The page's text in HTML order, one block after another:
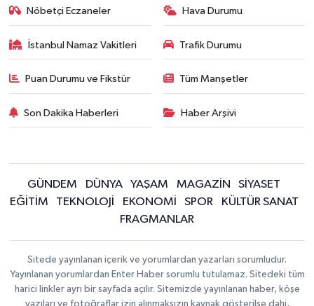
Nöbetçi Eczaneler Hava Durumu
İstanbul Namaz Vakitleri Trafik Durumu
Puan Durumu ve Fikstür Tüm Manşetler
Son Dakika Haberleri Haber Arşivi
GÜNDEM DÜNYA YAŞAM MAGAZİN
SİYASET
EĞİTİM
TEKNOLOJİ EKONOMİ SPOR
KÜLTÜR SANAT
FRAGMANLAR
Sitede yayınlanan içerik ve yorumlardan yazarları sorumludur.
Yayınlanan yorumlardan Enter Haber sorumlu tutulamaz. Sitedeki tüm
harici linkler ayrı bir sayfada açılır. Sitemizde yayınlanan haber, köşe
yazıları ve fotoğraflar izin alınmaksızın kaynak gösterilse dahi,